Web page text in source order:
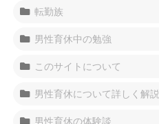
転勤族
男性育休中の勉強
このサイトについて
男性育休について詳しく解説
男性育休の体験談